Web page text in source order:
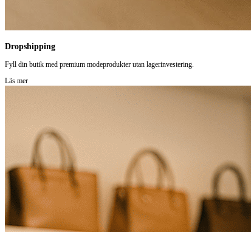
Dropshipping
Fyll din butik med premium modeprodukter utan lagerinvestering.
Läs mer